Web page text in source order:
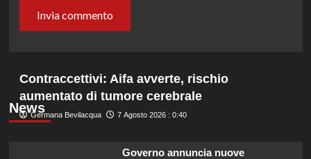
News
Contraccettivi: Aifa avverte, rischio
aumentato di tumore cerebrale
Germana Bevilacqua 7 Agosto 2026 : 0:40
Governo annuncia nuove